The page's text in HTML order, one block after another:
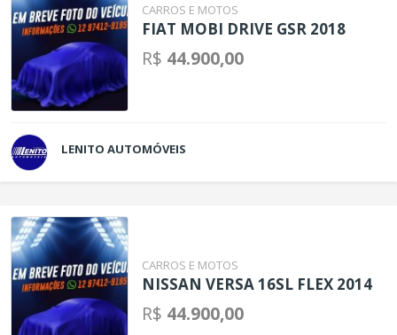
CARROS E MOTOS
FIAT MOBI DRIVE GSR 2018
R$ 44.900,00
LENITO AUTOMÓVEIS
CARROS E MOTOS
NISSAN VERSA 16SL FLEX 2014
R$ 44.900,00